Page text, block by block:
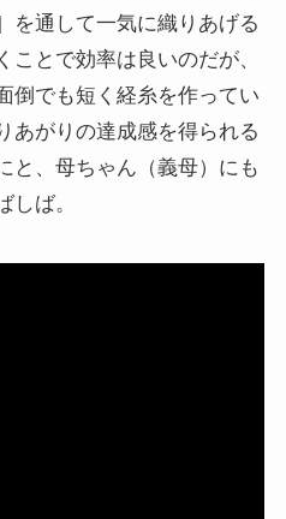
を通して一気に織りあげる
とで効率は良いのだが、
倒でも短く経糸を作ってい
あがりの達成感を得られる
と、母ちゃん（義母）にも
しば。